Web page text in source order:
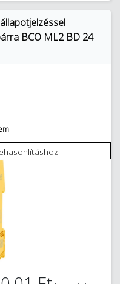
BCO ML2 BD 24